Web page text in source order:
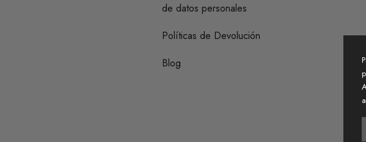
de datos personales
Políticas de Devolución
Blog